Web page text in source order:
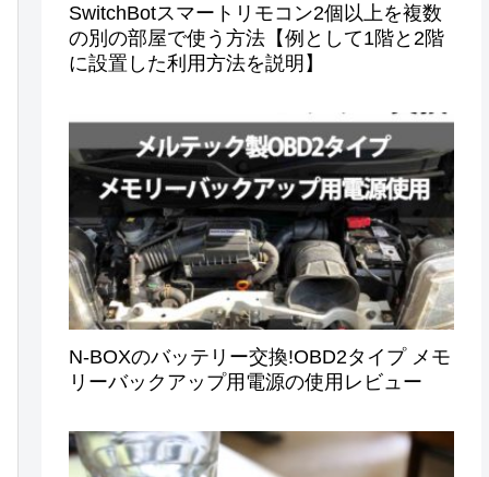
SwitchBotスマートリモコン2個以上を複数
の別の部屋で使う方法【例として1階と2階
に設置した利用方法を説明】
N-BOXのバッテリー交換!OBD2タイプ メモ
リーバックアップ用電源の使用レビュー